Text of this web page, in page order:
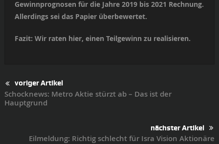
Gewinnprognosen für die Jahre 2019 bis 2021 Rechnung.
Allerdings sei das Papier überbewertet.
Fazit: Wir raten hier, einen Teilgewinn zu realisieren.
voriger Artikel
Schocknews: Metro Aktie stürzt ab – Das ist der
Hauptgrund
nächster Artikel
Eilmeldung: Richtig schlecht für Isra Vision Aktionäre